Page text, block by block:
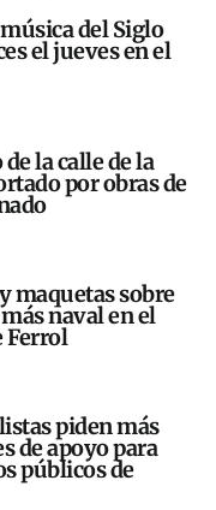
del Siglo
el jueves en el
la calle de la
por obras de
maquetas sobre
naval en el
Ferrol
piden más
de apoyo para
públicos de